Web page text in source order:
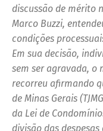
discussão de mérito
Marco Buzzi,
condições
Em sua decisão,
sem ser agravada, o
recorreu afirmando
de Minas Gerais
da Lei de
divisão das